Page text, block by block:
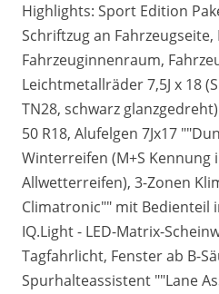
Highlights: Sport Edition
Schriftzug an
Fahrzeuginnenraum,
Leichtmetallräder 7,5J x 18
TN28, schwarz
50 R18, Alufelgen 7Jx17
Winterreifen (M+S Kennung
Allwetterreifen), 3-Zonen
Climatronic"" mit Bedienteil
IQ.Light - LED-Matrix-
Tagfahrlicht, Fenster ab B-
Spurhalteassistent ""Lane